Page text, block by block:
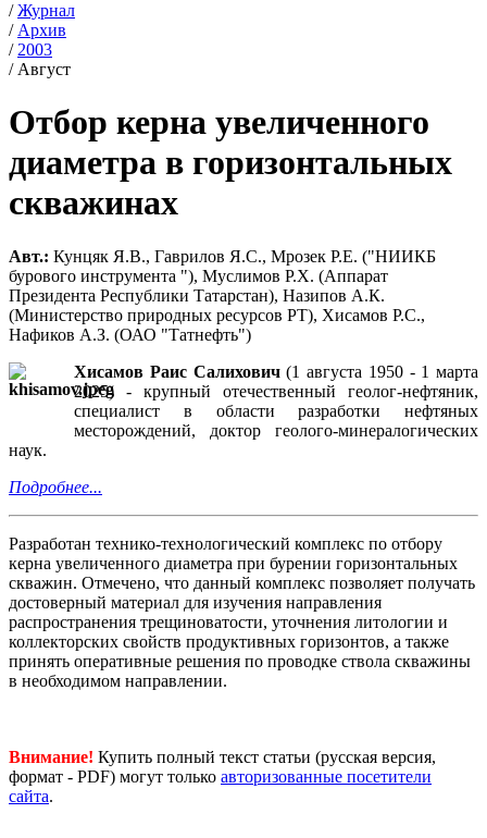
/Журнал
/ Архив
/ 2003
/ Август
Отбор керна увеличенного
диаметра в горизонтальных
скважинах
Авт.: Кунцяк Я.В., Гаврилов Я.С., Мрозек Р.Е. ("НИИКБ
бурового инструмента "), Муслимов Р.Х. (Аппарат
Президента Республики Татарстан), Назипов А.К.
(Министерство природных ресурсов РТ), Хисамов Р.С.,
Нафиков А.З. (ОАО "Татнефть")
Хисамов Раис Салихович(1 августа 1950 - 1 марта
2025) - крупный отечественный геолог-нефтяник,
специалист в области разработки нефтяных
месторождений, доктор геолого-минералогических
наук.
Подробнее...
Разработан технико-технологический комплекс по отбору
керна увеличенного диаметра при бурении горизонтальных
скважин. Отмечено, что данный комплекс позволяет получать
достоверный материал для изучения направления
распространения трещиноватости, уточнения литологии и
коллекторских свойств продуктивных горизонтов, а также
принять оперативные решения по проводке ствола скважины
в необходимом направлении.
Внимание! Купить полный текст статьи (русская версия,
формат - PDF) могут только авторизованные посетители
сайта.